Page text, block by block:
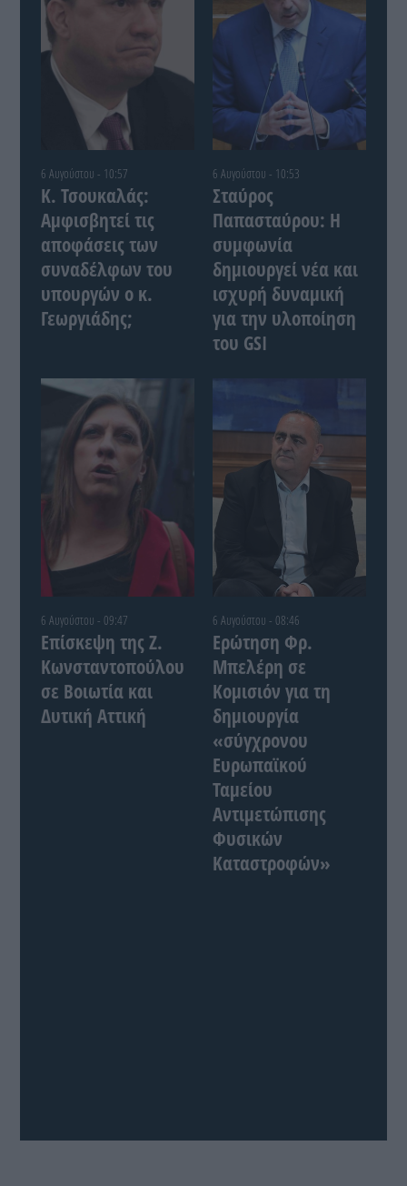
6 Αυγούστου - 10:57
Κ. Τσουκαλάς:
Αμφισβητεί τις
αποφάσεις των
συναδέλφων του
υπουργών ο κ.
Γεωργιάδης;
6 Αυγούστου - 10:53
Σταύρος
Παπασταύρου: Η
συμφωνία
δημιουργεί νέα και
ισχυρή δυναμική
για την υλοποίηση
του GSI
6 Αυγούστου - 09:47
Επίσκεψη της Ζ.
Κωνσταντοπούλου
σε Βοιωτία και
Δυτική Αττική
6 Αυγούστου - 08:46
Ερώτηση Φρ.
Μπελέρη σε
Κομισιόν για τη
δημιουργία
«σύγχρονου
Ευρωπαϊκού
Ταμείου
Αντιμετώπισης
Φυσικών
Καταστροφών»